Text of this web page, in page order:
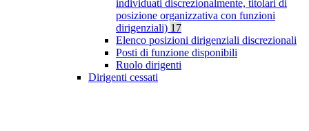
individuati discrezionalmente, titolari di
posizione organizzativa con funzioni
dirigenziali) 17
Elenco posizioni dirigenziali discrezionali
Posti di funzione disponibili
Ruolo dirigenti
Dirigenti cessati